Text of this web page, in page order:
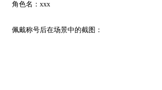
角色名：xxx
佩戴称号后在场景中的截图：